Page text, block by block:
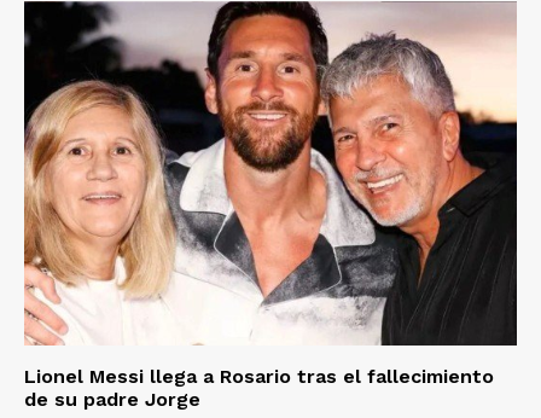
Lionel Messi llega a Rosario tras el fallecimiento
de su padre Jorge